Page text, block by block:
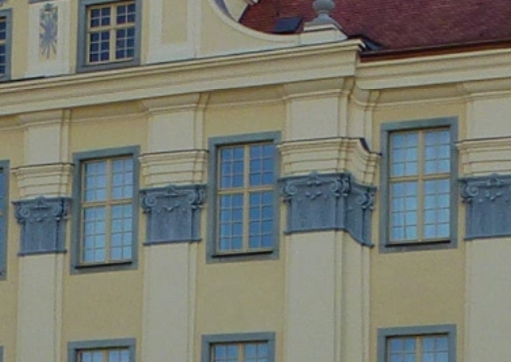
данните, генерирани от бисквитки за използването на уебсайта ви (вкл. Вашия IP
и инсталирате приставката за браузър, достъпна на следната връзка:
на данни
на вашите данни от Google Analytics, като кликнете върху следната връзка. Ще
събирането на вашите данни при бъдещи посещения на този сайт:
Analytics обработва потребителски данни, вижте Декларацията за поверителност на
answer/6004245?hl=en
за възлагане на външни изпълнители на обработката на нашите данни и изпълняваме
за защита на данните, когато използваме Google Analytics.
от YouTube, който се управлява от Google.
посетите една от нашите страници с приставка за YouTube, се установява връзка със
е информиран за това коя от нашите страници сте посетили. Ако сте влезли в акаунта
поведението си при сърфиране директно с личния си профил. Можете да
YouTube се използва, за да направи нашия уебсайт привлекателен. Това представлява